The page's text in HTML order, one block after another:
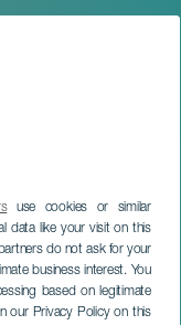
use cookies or similar
data like your visit on this
do not ask for your
business interest. You
based on legitimate
our Privacy Policy on this